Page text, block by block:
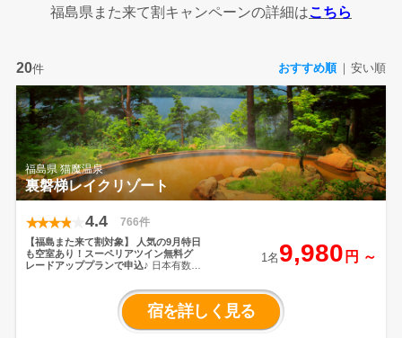
福島県また来て割キャンペーンの詳細はこちら
20件 おすすめ順 安い順
福島県 猫魔温泉
裏磐梯レイクリゾート
4.4 766件
【福島また来て割対象】
人気の9月特日
も空室あり！スーペリアツイン無料グ
レードアッププランで申込♪ 日本有数の
標高約800mにあり、
日本百名山の磐梯山を間近に望み、桧
原湖畔に立地、観光名所「五色沼」ま
で徒歩３分という観光にも最高のロケ
1名 9,980 円 ～
宿を詳しく見る